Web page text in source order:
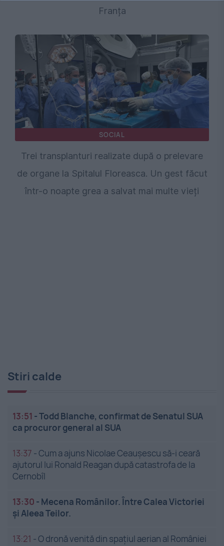
Franța
SOCIAL
Trei transplanturi realizate după o prelevare
de organe la Spitalul Floreasca. Un gest făcut
într-o noapte grea a salvat mai multe vieți
Stiri calde
13:51 -Todd Blanche, confirmat de Senatul SUA
ca procuror general al SUA
13:37 -Cum a ajuns Nicolae Ceaușescu să-i ceară
ajutorul lui Ronald Reagan după catastrofa de la
Cernobîl
13:30 - Mecena Românilor. Între Calea Victoriei
și Aleea Teilor.
13:21 -O dronă venită din spațiul aerian al României